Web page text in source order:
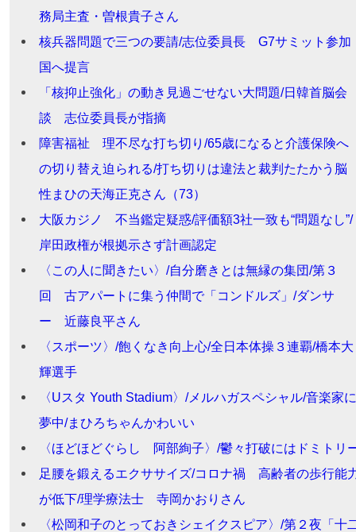
務局主査・曽根貴子さん
核兵器問題で三つの要請/志位委員長 G7サミット参加
国へ提言
「核抑止強化」の動き見過ごせない大問題/日韓首脳会
談 志位委員長が指摘
障害福祉 理不尽な打ち切り/65歳になると介護保険へ
の切り替え迫られる/打ち切りは違法と裁判たたかう脳
性まひの天海正克さん（73）
大阪カジノ 不当鑑定疑惑/評価額3社一致も“問題なし”/
岸田政権が根拠示さず計画認定
〈この人に聞きたい〉/自分磨きとは無縁の集団/第３
回 古アパートに集う仲間で「コンドルズ」/ダンサ
ー 近藤良平さん
〈スポーツ〉/飽くなき向上心/全日本体操３連覇/橋本大
輝選手
〈Uスタ Youth Stadium〉/メルハガスペシャル/音楽家に
夢中/まひろちゃんかわいい
〈ほどほどぐらし 阿部絢子〉/鬱々打破にはドミトリ
足腰を鍛えるエクササイズ/コロナ禍 高齢者の歩行能
が低下/理学療法士 寺岡かおりさん
〈松岡和子のとっておきシェイクスピア〉/第２夜「十